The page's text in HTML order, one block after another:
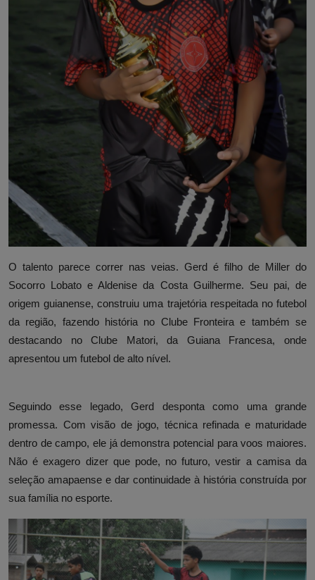
O talento parece correr nas veias. Gerd é filho de Miller do
Socorro Lobato e Aldenise da Costa Guilherme. Seu pai, de
origem guianense, construiu uma trajetória respeitada no futebol
da região, fazendo história no Clube Fronteira e também se
destacando no Clube Matori, da Guiana Francesa, onde
apresentou um futebol de alto nível.
Seguindo esse legado, Gerd desponta como uma grande
promessa. Com visão de jogo, técnica refinada e maturidade
dentro de campo, ele já demonstra potencial para voos maiores.
Não é exagero dizer que pode, no futuro, vestir a camisa da
seleção amapaense e dar continuidade à história construída por
sua família no esporte.